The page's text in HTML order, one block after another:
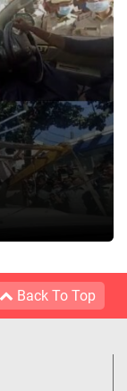
Back To Top